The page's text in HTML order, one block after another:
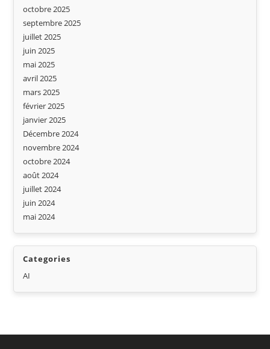
octobre 2025
septembre 2025
juillet 2025
juin 2025
mai 2025
avril 2025
mars 2025
février 2025
janvier 2025
Décembre 2024
novembre 2024
octobre 2024
août 2024
juillet 2024
juin 2024
mai 2024
Categories
AI